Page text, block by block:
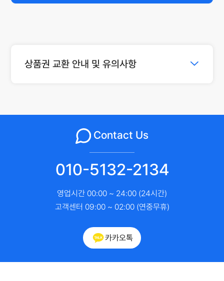
상품권 교환 안내 및 유의사항
Contact Us
010-5132-2134
영업시간 00:00 ~ 24:00 (24시간)
고객센터 09:00 ~ 02:00 (연중무휴)
카카오톡